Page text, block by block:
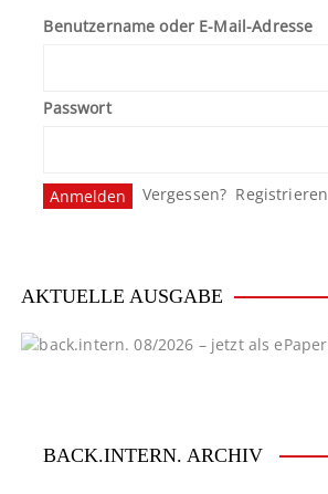
Benutzername oder E-Mail-Adresse
Passwort
Vergessen? Registrieren
AKTUELLE AUSGABE
BACK.INTERN. ARCHIV